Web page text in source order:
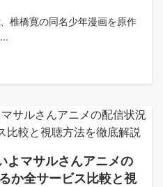
椎橋寛の同名少年漫画を原作
よマサルさんアニメの
か全サービス比較と視